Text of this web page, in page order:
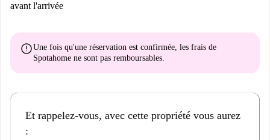
avant l'arrivée
errorUne fois qu'une réservation est confirmée, les frais de
Spotahome ne sont pas remboursables.
Et rappelez-vous, avec cette propriété vous aurez
: